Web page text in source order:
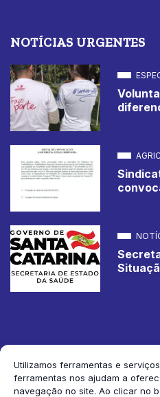
Utilizamos ferramentas e
ferramentas nos ajudam a
navegação no site. Ao clicar no
NOTÍCIAS URGENTES
2026 Jornal de Corupá.